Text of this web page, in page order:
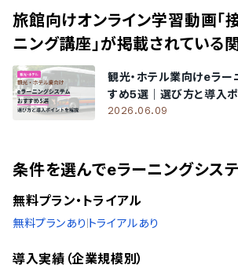
スペイン語
タイ語
インドネシア語
ブルガリア語
チェコ語
ポーランド語
ベトナム語
旅館向けオンライン学習動画「
ニング講座」が掲載されている
観光・ホテル業向けeラー
すめ5選｜選び方と導入
2026.06.09
条件を選んでeラーニングシス
無料プラン・トライアル
無料プランあり トライアルあり
導入実績（企業規模別）